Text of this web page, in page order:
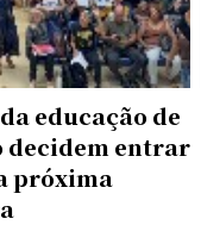
educação de
decidem entrar
próxima